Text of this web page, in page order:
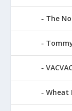
The
Wheat